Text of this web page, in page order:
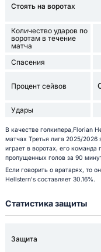
Стоять на воротах
Количество ударов по
воротам в течение
матча
Спасения
Процент сейвов
Удары
В качестве голкипера,Florian
матчах Третья лига 2025/2026
играет в воротах, его
пропущенных голов за 90
Если говорить о вратарях, то
Hellstern's составляет 30.16%.
Статистика защиты
Защита